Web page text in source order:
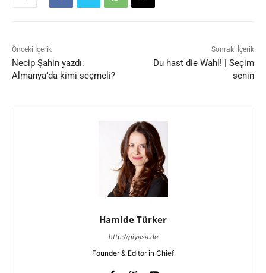
Önceki İçerik
Necip Şahin yazdı:
Almanya’da kimi seçmeli?
Sonraki İçerik
Du hast die Wahl! | Seçim
senin
Hamide Türker
http://piyasa.de
Founder & Editor in Chief